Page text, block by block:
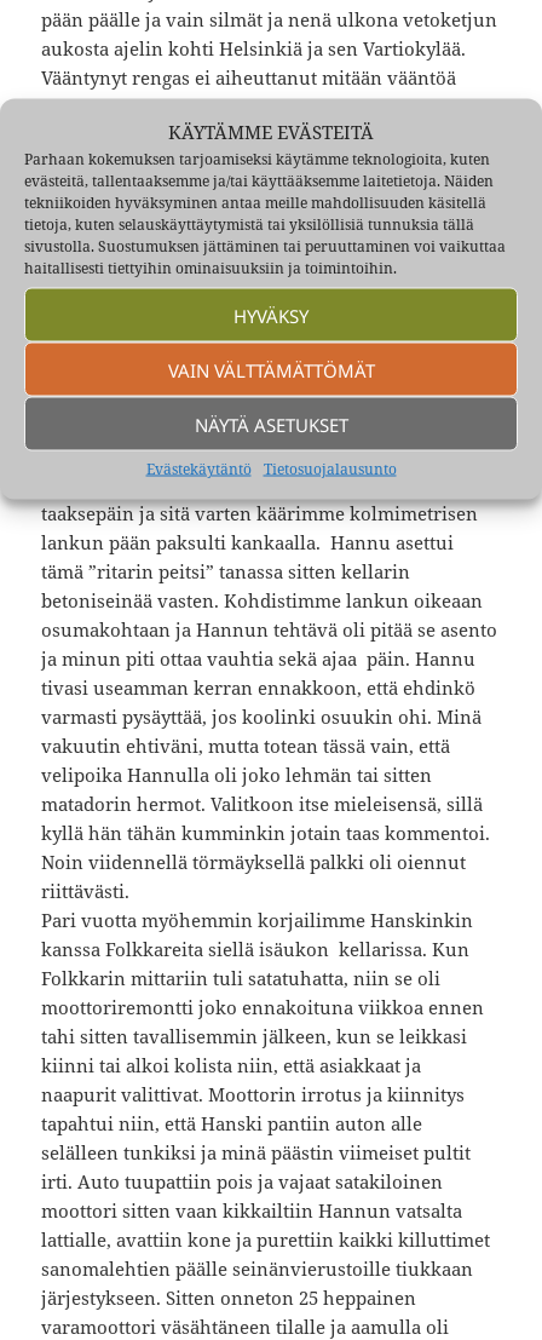
KÄYTÄMME EVÄSTEITÄ
Parhaan kokemuksen tarjoamiseksi käytämme teknologioita, kuten
evästeitä, tallentaaksemme ja/tai käyttääksemme laitetietoja. Näiden
tekniikoiden hyväksyminen antaa meille mahdollisuuden käsitellä
tietoja, kuten selauskäyttäytymistä tai yksilöllisiä tunnuksia tällä
sivustolla. Suostumuksen jättäminen tai peruuttaminen voi vaikuttaa
haitallisesti tiettyihin ominaisuuksiin ja toimintoihin.
HYVÄKSY
VAIN VÄLTTÄMÄTTÖMÄT
NÄYTÄ ASETUKSET
Evästekäytäntö Tietosuojalausunto
pään päälle ja vain silmät ja nenä ulkona vetoketjun
aukosta ajelin kohti Helsinkiä ja sen Vartiokylää.
Vääntynyt rengas ei aiheuttanut mitään vääntöä
ohjaukseen, joten vauhti nousi ilman ikkunoita
NSU:n huippusuoritukseen, 130 km tunnissa.
Ikkunoiden kanssa ei saanut 110:tä rikki.
Käätypolku 8:n pihaan päästyäni kotiväki ikkunassa
ja Hannu-veli etunenässä ihmettelemässä
murjoutunutta Prinssiä ja sitä, miksen tule sisään.
En meinannut saada sormiani irti ratista, kun ne
Sitten alkoi korjaustyöt ja niissä Hannu oli
avainosassa, koska Michelssonin Taunolla, jolla oli
moottoripyöräkorjaamo Kiviportintiellä ja joka
lupautui korjaamaan vääntyneen tukivarren, ei
ollut konsteja oikoa autojen runkoja. Eteenpäin
lysähtänyt tuulilasin palkki piti jotenkin saada
taaksepäin ja sitä varten käärimme kolmimetrisen
lankun pään paksulti kankaalla. Hannu asettui
tämä ”ritarin peitsi” tanassa sitten kellarin
betoniseinää vasten. Kohdistimme lankun oikeaan
osumakohtaan ja Hannun tehtävä oli pitää se asento
ja minun piti ottaa vauhtia sekä ajaa päin. Hannu
tivasi useamman kerran ennakkoon, että ehdinkö
varmasti pysäyttää, jos koolinki osuukin ohi. Minä
vakuutin ehtiväni, mutta totean tässä vain, että
velipoika Hannulla oli joko lehmän tai sitten
matadorin hermot. Valitkoon itse mieleisensä, sillä
kyllä hän tähän kumminkin jotain taas kommentoi.
Noin viidennellä törmäyksellä palkki oli oiennut
riittävästi.
Pari vuotta myöhemmin korjailimme Hanskinkin
kanssa Folkkareita siellä isäukon kellarissa. Kun
Folkkarin mittariin tuli satatuhatta, niin se oli
moottoriremontti joko ennakoituna viikkoa ennen
tahi sitten tavallisemmin jälkeen, kun se leikkasi
kiinni tai alkoi kolista niin, että asiakkaat ja
naapurit valittivat. Moottorin irrotus ja kiinnitys
tapahtui niin, että Hanski pantiin auton alle
selälleen tunkiksi ja minä päästin viimeiset pultit
irti. Auto tuupattiin pois ja vajaat satakiloinen
moottori sitten vaan kikkailtiin Hannun vatsalta
lattialle, avattiin kone ja purettiin kaikki killuttimet
sanomalehtien päälle seinänvierustoille tiukkaan
järjestykseen. Sitten onneton 25 heppainen
varamoottori väsähtäneen tilalle ja aamulla oli